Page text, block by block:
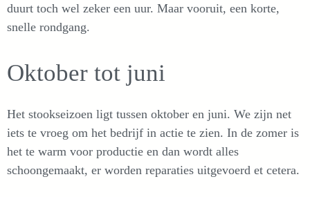
duurt toch wel zeker een uur. Maar vooruit, een korte,
snelle rondgang.
Oktober tot juni
Het stookseizoen ligt tussen oktober en juni. We zijn net
iets te vroeg om het bedrijf in actie te zien. In de zomer is
het te warm voor productie en dan wordt alles
schoongemaakt, er worden reparaties uitgevoerd et cetera.